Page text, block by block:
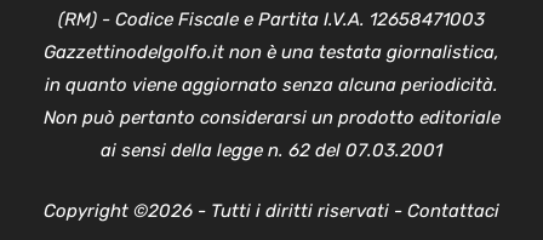
(RM) - Codice Fiscale e Partita I.V.A. 12658471003
Gazzettinodelgolfo.it non è una testata giornalistica,
in quanto viene aggiornato senza alcuna periodicità.
Non può pertanto considerarsi un prodotto editoriale
ai sensi della legge n. 62 del 07.03.2001
Copyright ©2026 - Tutti i diritti riservati - Contattaci